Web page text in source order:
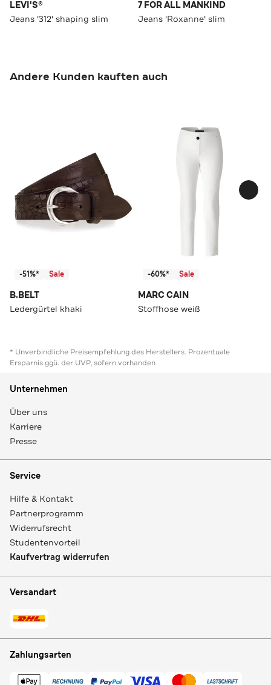
LEVI'S®
Jeans '312' shaping slim
7 FOR ALL MANKIND
Jeans 'Roxanne' slim
Andere Kunden kauften auch
-51%* Sale
B.BELT
Ledergürtel khaki
-60%* Sale
MARC CAIN
Stoffhose weiß
* Unverbindliche Preisempfehlung des Herstellers. Prozentuale
Ersparnis ggü. der UVP, sofern vorhanden
Unternehmen
Über uns
Karriere
Presse
Service
Hilfe & Kontakt
Partnerprogramm
Widerrufsrecht
Studentenvorteil
Kaufvertrag widerrufen
Versandart
Zahlungsarten